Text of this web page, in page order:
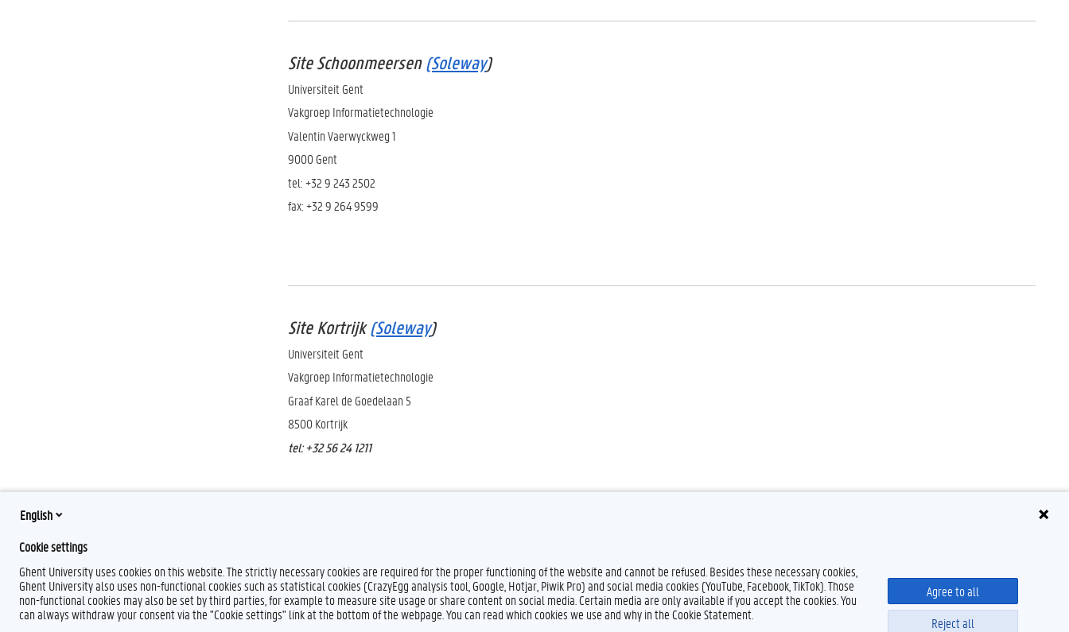
Site Schoonmeersen (Soleway)
Universiteit Gent
Vakgroep Informatietechnologie
Valentin Vaerwyckweg 1
9000 Gent
tel: +32 9 243 2502
fax: +32 9 264 9599
Site Kortrijk (Soleway)
Universiteit Gent
Vakgroep Informatietechnologie
Graaf Karel de Goedelaan 5
8500 Kortrijk
tel: +32 56 24 1211
English
Cookie settings
Ghent University uses cookies on this website. The strictly necessary cookies are required for the proper functioning of the website and cannot be refused. Besides these necessary cookies,
Ghent University also uses non-functional cookies such as statistical cookies (CrazyEgg analysis tool, Google, Hotjar, Piwik Pro) and social media cookies (YouTube, Facebook, TikTok). Those
non-functional cookies may also be set by third parties, for example to measure site usage or share content on social media. Certain media are only available if you accept the cookies. You
can always withdraw your consent via the "Cookie settings" link at the bottom of the webpage. You can read which cookies we use and why in the Cookie Statement.
Agree to all
Reject all